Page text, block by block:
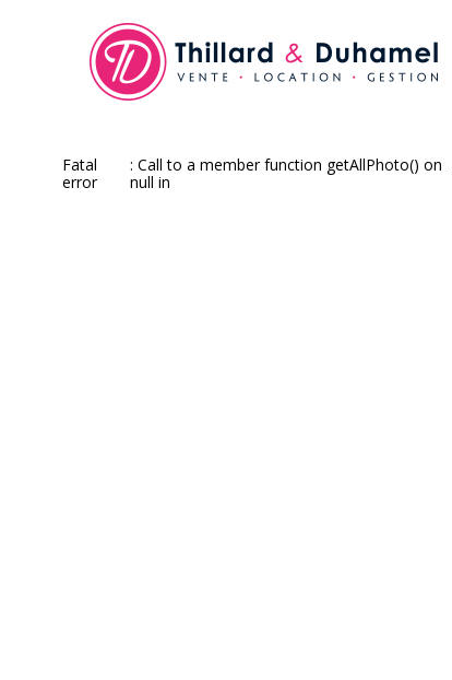
Fatal
error
: Call to a member function getAllPhoto() on
null in